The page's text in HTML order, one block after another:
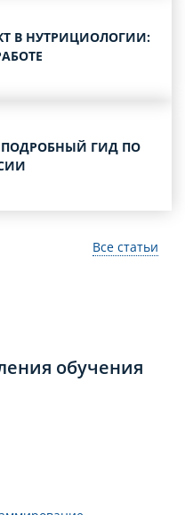
В НУТРИЦИОЛОГИИ:
ПОДРОБНЫЙ ГИД ПО
Все статьи
обучения